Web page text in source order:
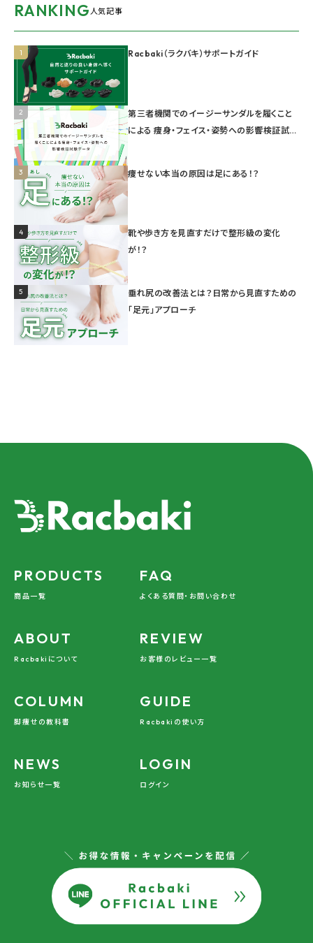
RANKING 人気記事
1 Racbaki（ラクバキ）サポートガイド
2
第三者機関でのイージーサンダルを履くこと
による 痩身・フェイス・姿勢への影響検証試験
3 痩せない本当の原因は足にある！？
4
靴や歩き方を見直すだけで整形級の変化
が！？
5
垂れ尻の改善法とは？日常から見直すための
「足元」アプローチ
PRODUCTS
商品一覧
FAQ
よくある質問・お問い合わせ
ABOUT
Racbakiについて
REVIEW
お客様のレビュー一覧
COLUMN
脚痩せの教科書
GUIDE
Racbakiの使い方
NEWS
お知らせ一覧
LOGIN
ログイン